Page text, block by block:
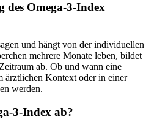
des Omega-3-Index
und hängt von der individuellen
mehrere Monate leben, bildet
ab. Ob und wann eine
Kontext oder in einer
werden.
3-Index ab?